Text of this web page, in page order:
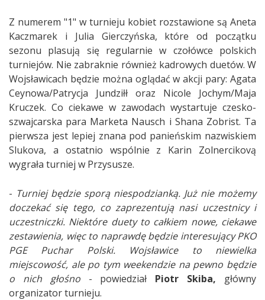
Z numerem "1" w turnieju kobiet rozstawione są Aneta
Kaczmarek i Julia Gierczyńska, które od początku
sezonu plasują się regularnie w czołówce polskich
turniejów. Nie zabraknie również kadrowych duetów. W
Wojsławicach będzie można oglądać w akcji pary: Agata
Ceynowa/Patrycja Jundziłł oraz Nicole Jochym/Maja
Kruczek. Co ciekawe w zawodach wystartuje czesko-
szwajcarska para Marketa Nausch i Shana Zobrist. Ta
pierwsza jest lepiej znana pod panieńskim nazwiskiem
Slukova, a ostatnio wspólnie z Karin Zolnercikovą
wygrała turniej w Przysusze.
- Turniej będzie sporą niespodzianką. Już nie możemy
doczekać się tego, co zaprezentują nasi uczestnicy i
uczestniczki. Niektóre duety to całkiem nowe, ciekawe
zestawienia, więc to naprawdę będzie interesujący PKO
PGE Puchar Polski. Wojsławice to niewielka
miejscowość, ale po tym weekendzie na pewno będzie
o nich głośno - powiedział Piotr Skiba, główny
organizator turnieju.